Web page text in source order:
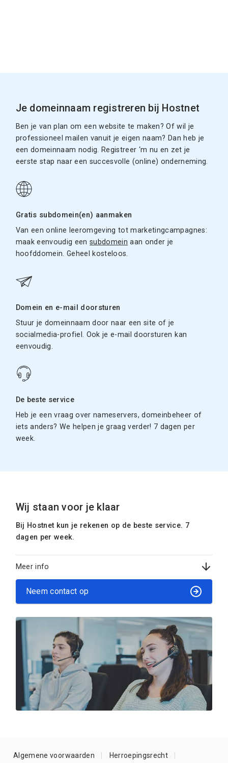
Je domeinnaam registreren bij Hostnet
Ben je van plan om een website te maken? Of wil je
professioneel mailen vanuit je eigen naam? Dan heb je
een domeinnaam nodig. Registreer ‘m nu en zet je
eerste stap naar een succesvolle (online) onderneming.
Gratis subdomein(en) aanmaken
Van een online leeromgeving tot marketingcampagnes:
maak eenvoudig eensubdomein aan onder je
hoofddomein. Geheel kosteloos.
Domein en e-mail doorsturen
Stuur je domeinnaam door naar een site of je
socialmedia-profiel. Ook je e-mail doorsturen kan
eenvoudig.
De beste service
Heb je een vraag over nameservers, domeinbeheer of
iets anders? We helpen je graag verder! 7 dagen per
week.
Wij staan voor je klaar
Bij Hostnet kun je rekenen op de beste service. 7
dagen per week.
Meer info
Neem contact op
Algemene voorwaarden Herroepingsrecht